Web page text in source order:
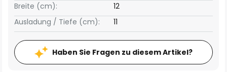
Breite (cm): 12
Ausladung / Tiefe (cm): 11
Haben Sie Fragen zu diesem Artikel?